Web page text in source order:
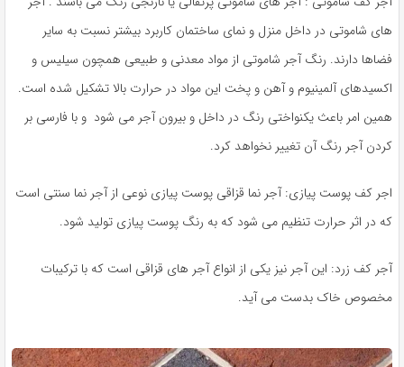
های شاموتی در داخل منزل و نمای ساختمان کاربرد بیشتر نسبت به سایر
فضاها دارند. رنگ آجر شاموتی از مواد معدنی و طبیعی همچون سیلیس و
اکسیدهای آلمینیوم و آهن و پخت این مواد در حرارت بالا تشکیل شده است.
همین امر باعث یکنواختی رنگ در داخل و بیرون آجر می شود و با فارسی بر
کردن آجر رنگ آن تغییر نخواهد کرد.
اجر کف پوست پیازی: آجر نما قزاقی پوست پیازی نوعی از آجر نما سنتی است
که در اثر حرارت تنظیم می شود که به رنگ پوست پیازی تولید شود.
آجر کف زرد: این آجر نیز یکی از انواع آجر های قزاقی است که با ترکیبات
مخصوص خاک بدست می آید.